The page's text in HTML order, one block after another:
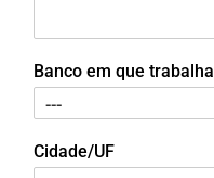
Banco em que trabalha
Cidade/UF